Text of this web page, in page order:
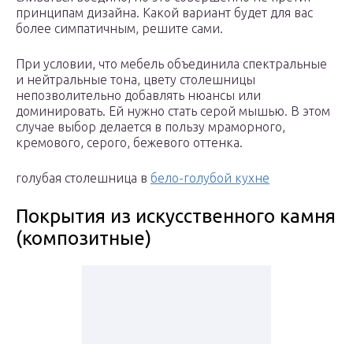
принципам дизайна. Какой вариант будет для вас
более симпатичным, решите сами.
При условии, что мебель объединила спектральные
и нейтральные тона, цвету столешницы
непозволительно добавлять нюансы или
доминировать. Ей нужно стать серой мышью. В этом
случае выбор делается в пользу мраморного,
кремового, серого, бежевого оттенка.
голубая столешница в бело-голубой кухне
Покрытия из искусственного камня
(композитные)